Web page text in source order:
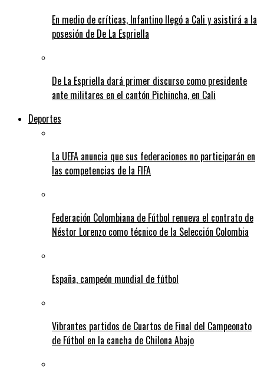
En medio de críticas, Infantino llegó a Cali y asistirá a la
posesión de De La Espriella
De La Espriella dará primer discurso como presidente
ante militares en el cantón Pichincha, en Cali
Deportes
La UEFA anuncia que sus federaciones no participarán en
las competencias de la FIFA
Federación Colombiana de Fútbol renueva el contrato de
Néstor Lorenzo como técnico de la Selección Colombia
España, campeón mundial de fútbol
Vibrantes partidos de Cuartos de Final del Campeonato
de Fútbol en la cancha de Chilona Abajo